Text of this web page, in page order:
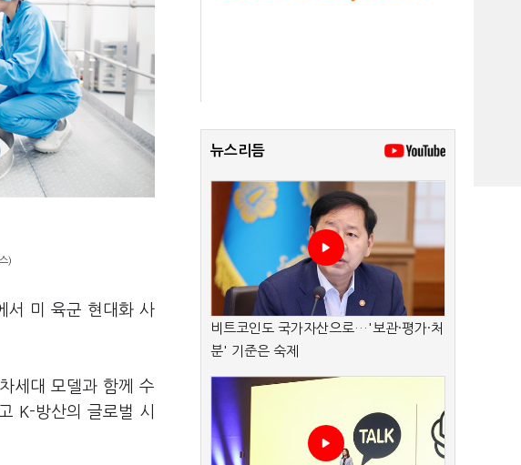
)
서 미 육군 현대화 사
세대 모델과 함께 수
K-방산의 글로벌 시
뉴스리듬
비트코인도 국가자산으로…'보관·평가·처
분' 기준은 숙제